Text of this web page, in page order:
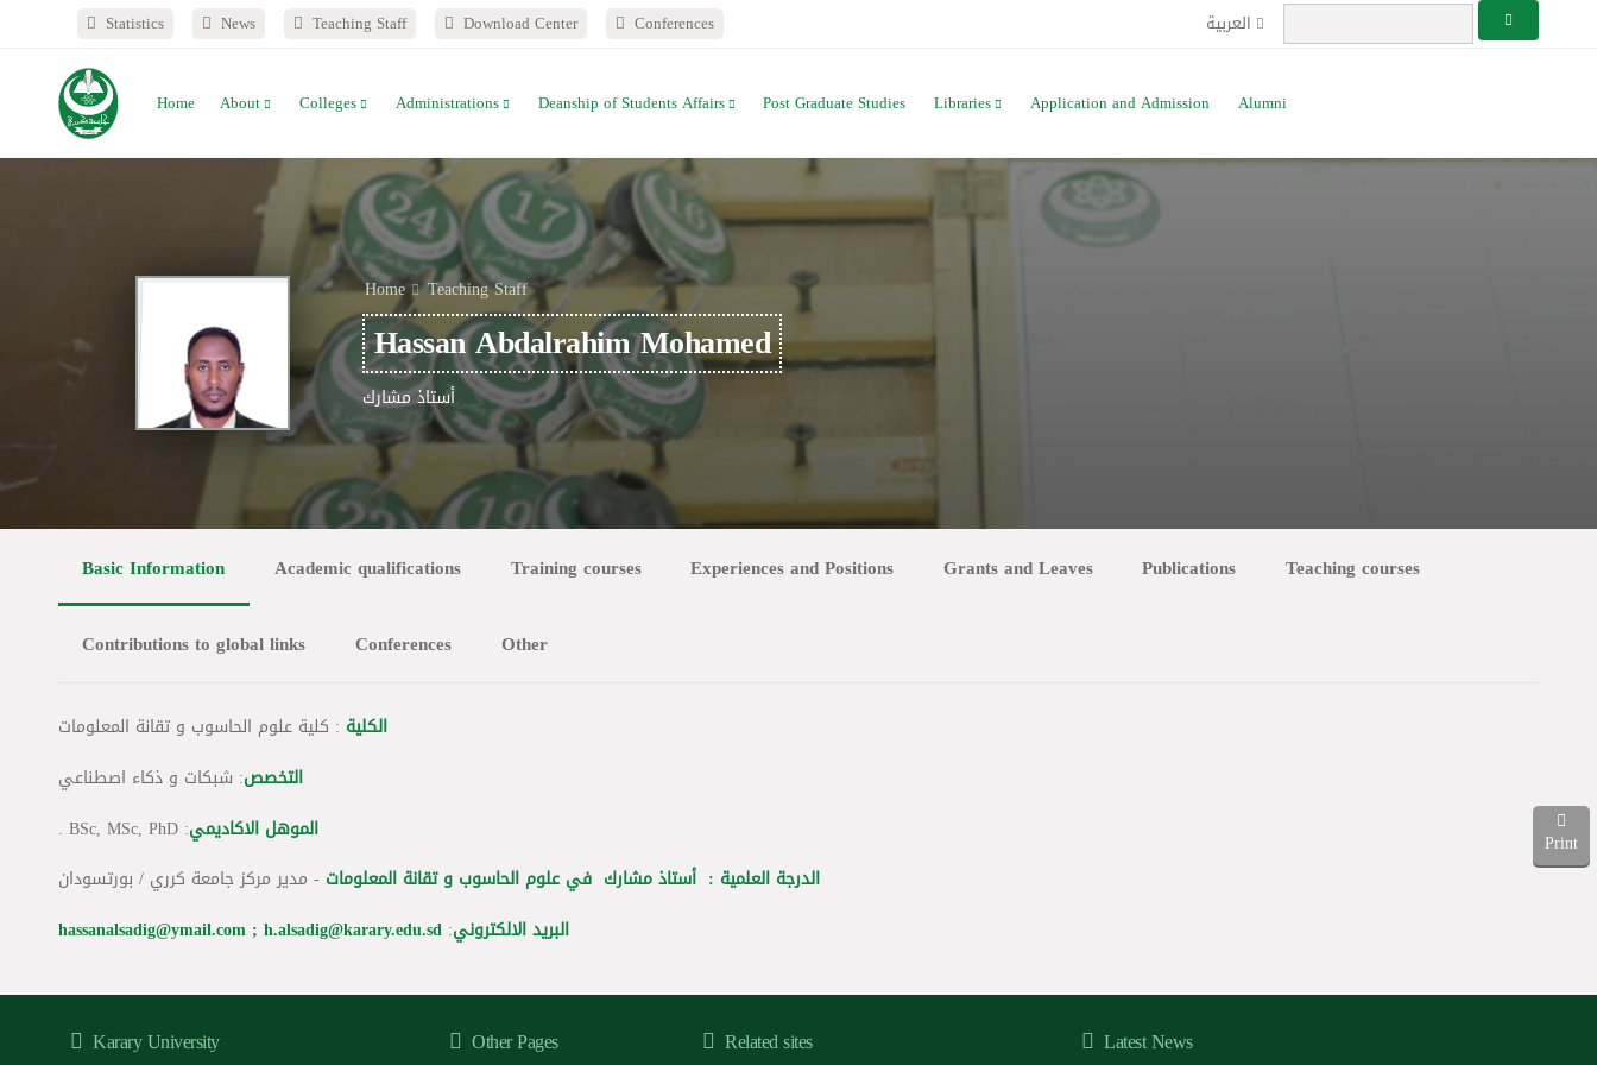
Statistics News Teaching Staff Download Center Conferences العربية
Home About Colleges Administrations Deanship of Students Affairs Post Graduate Studies Libraries Application and Admission Alumni
Print
Home Teaching Staff
Hassan Abdalrahim Mohamed
أستاذ مشارك
Basic Information Academic qualifications Training courses Experiences and Positions Grants and Leaves Publications Teaching courses
Contributions to global links Conferences Other
الكلية : كلية علوم الحاسوب و تقانة المعلومات
التخصص: شبكات و ذكاء اصطناعي
الموهل الاكاديمي: BSc, MSc, PhD .
الدرجة العلمية : أستاذ مشارك في علوم الحاسوب و تقانة المعلومات - مدير مركز جامعة كرري / بورتسودان
البريد الالكتروني:
hassanalsadig@ymail.com ; h.alsadig@karary.edu.sd
Karary University Other Pages Related sites Latest News